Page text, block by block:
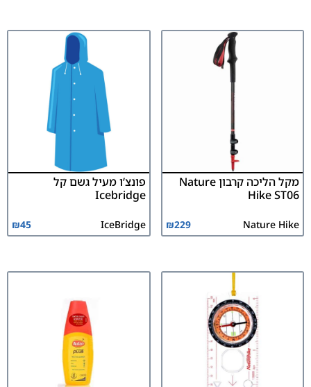
מקל הליכה קרבון Nature
Hike ST06
Nature Hike
₪229
פונצ’ו מעיל גשם קל
Icebridge
IceBridge
₪45